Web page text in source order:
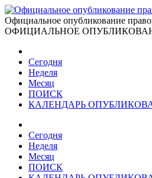
Официальное опубликование
ОФИЦИАЛЬНОЕ
Сегодня
Неделя
Месяц
ПОИСК
КАЛЕНДАРЬ
Сегодня
Неделя
Месяц
ПОИСК